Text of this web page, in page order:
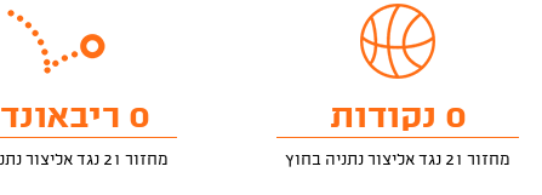
0 נקודות
מחזור 21 נגד אליצור נתניה בחוץ
0 ריבאונדים
מחזור 21 נגד אליצור נתניה בחוץ